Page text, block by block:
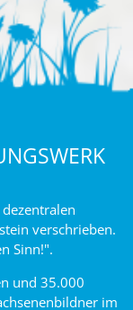
verschrieben.
Sinn!".
und 35.000
im